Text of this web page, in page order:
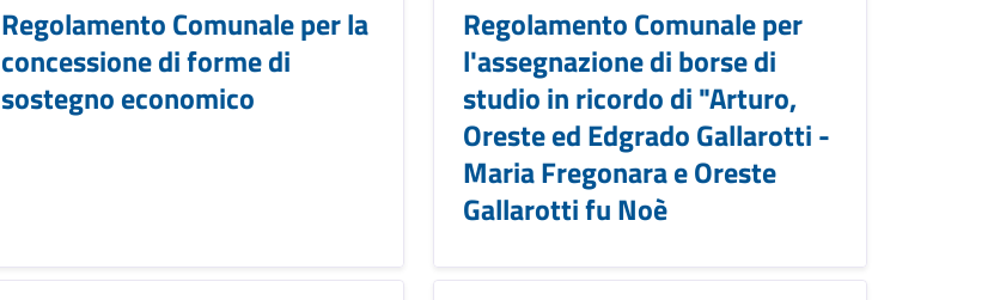
Regolamento Comunale per la
concessione di forme di
sostegno economico
Regolamento Comunale per
l'assegnazione di borse di
studio in ricordo di "Arturo,
Oreste ed Edgrado Gallarotti -
Maria Fregonara e Oreste
Gallarotti fu Noè